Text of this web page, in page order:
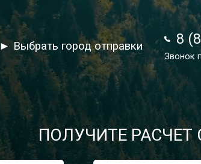
8
Звонок
► Выбрать город отправки 8
Звонок
ПОЛУЧИТЕ РАСЧЕТ